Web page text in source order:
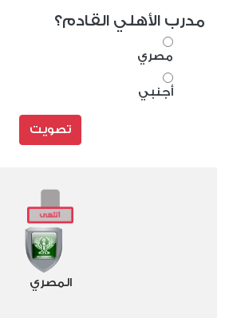
مدرب الأهلي القادم؟
مصري
أجنبي
تصويت
المصري